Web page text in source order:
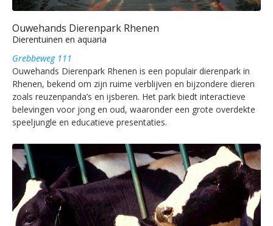
Ouwehands Dierenpark Rhenen
Dierentuinen en aquaria
Grebbeweg 111
Ouwehands Dierenpark Rhenen is een populair dierenpark in
Rhenen, bekend om zijn ruime verblijven en bijzondere dieren
zoals reuzenpanda’s en ijsberen. Het park biedt interactieve
belevingen voor jong en oud, waaronder een grote overdekte
speeljungle en educatieve presentaties.